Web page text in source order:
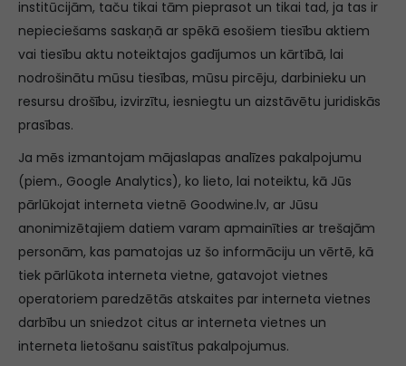
institūcijām, taču tikai tām pieprasot un tikai tad, ja tas ir
nepieciešams saskaņā ar spēkā esošiem tiesību aktiem
vai tiesību aktu noteiktajos gadījumos un kārtībā, lai
nodrošinātu mūsu tiesības, mūsu pircēju, darbinieku un
resursu drošību, izvirzītu, iesniegtu un aizstāvētu juridiskās
prasības.
Ja mēs izmantojam mājaslapas analīzes pakalpojumu
(piem., Google Analytics), ko lieto, lai noteiktu, kā Jūs
pārlūkojat interneta vietnē Goodwine.lv, ar Jūsu
anonimizētajiem datiem varam apmainīties ar trešajām
personām, kas pamatojas uz šo informāciju un vērtē, kā
tiek pārlūkota interneta vietne, gatavojot vietnes
operatoriem paredzētās atskaites par interneta vietnes
darbību un sniedzot citus ar interneta vietnes un
interneta lietošanu saistītus pakalpojumus.